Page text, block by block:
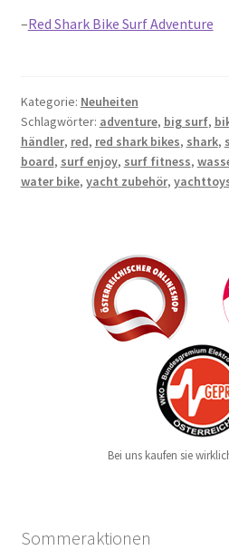
–Red Shark Bike Surf Adventure
Kategorie: Neuheiten
Schlagwörter: adventure, big surf,
händler, red, red shark bikes, shark,
board, surf enjoy, surf fitness,
water bike, yacht zubehör,
Bei uns kaufen sie
Sommeraktionen